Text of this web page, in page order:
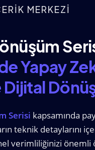
MERKEZİ
Yapay
Serisi kapsamında
teknik detaylarını
verimliliğinizi önemli